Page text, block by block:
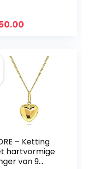
– lengte
– Ketting
hartvormige
van 9